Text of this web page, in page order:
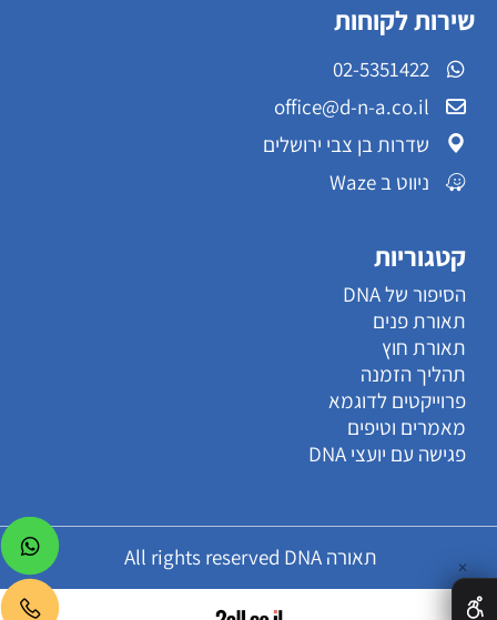
שירות לקוחות
02-5351422
office@d-n-a.co.il
שדרות בן צבי ירושלים
ניווט ב Waze
קטגוריות
הסיפור של DNA
תאורת פנים
תאורת חוץ
תהליך הזמנה
פרוייקטים לדוגמא
מאמרים וטיפים
פגישה עם יועצי DNA
תאורה All rights reserved DNA ✕